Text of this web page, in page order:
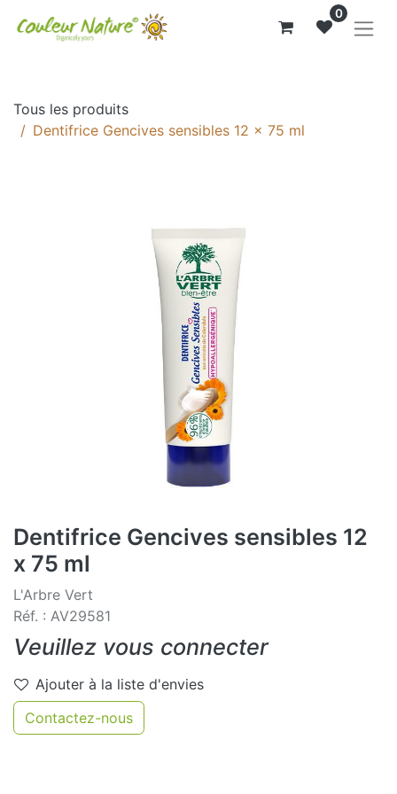
0
Tous les produits
Dentifrice Gencives sensibles 12 x 75 ml
Dentifrice Gencives sensibles 12
x 75 ml
L'Arbre Vert
Réf. : AV29581
Veuillez vous connecter
Ajouter à la liste d'envies
Contactez-nous